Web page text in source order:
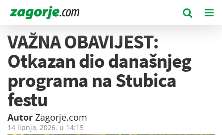
VAŽNA OBAVIJEST:
Otkazan dio današnjeg
programa na Stubica
festu
Autor Zagorje.com
14 lipnja, 2026. u 14:15